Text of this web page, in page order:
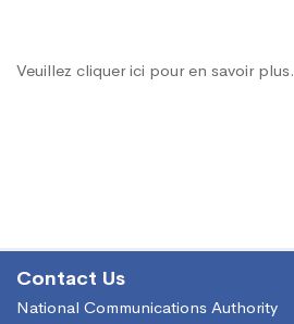
terrestre
direct
Veuillez cliquer ici pour en savoir plus.
Contact Us
National Communications Authority